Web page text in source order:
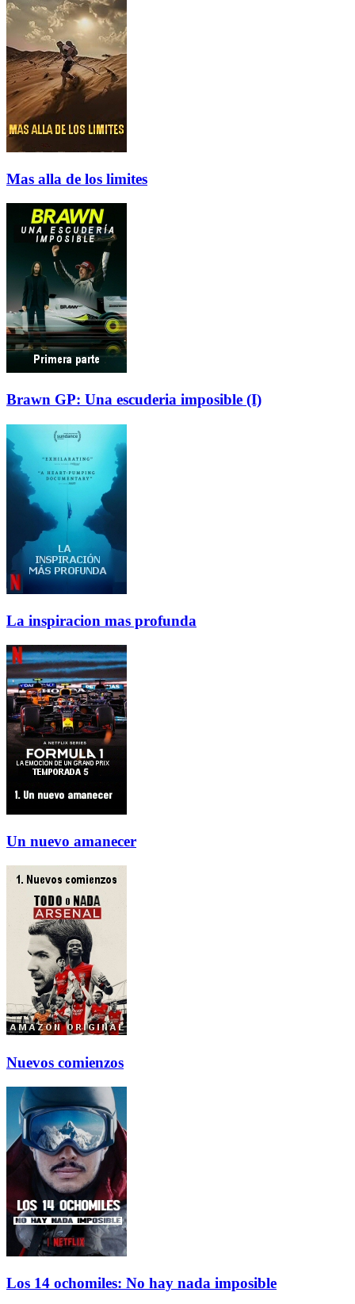
Mas alla de los limites
Brawn GP: Una escuderia imposible (I)
La inspiracion mas profunda
Un nuevo amanecer
Nuevos comienzos
Los 14 ochomiles: No hay nada imposible